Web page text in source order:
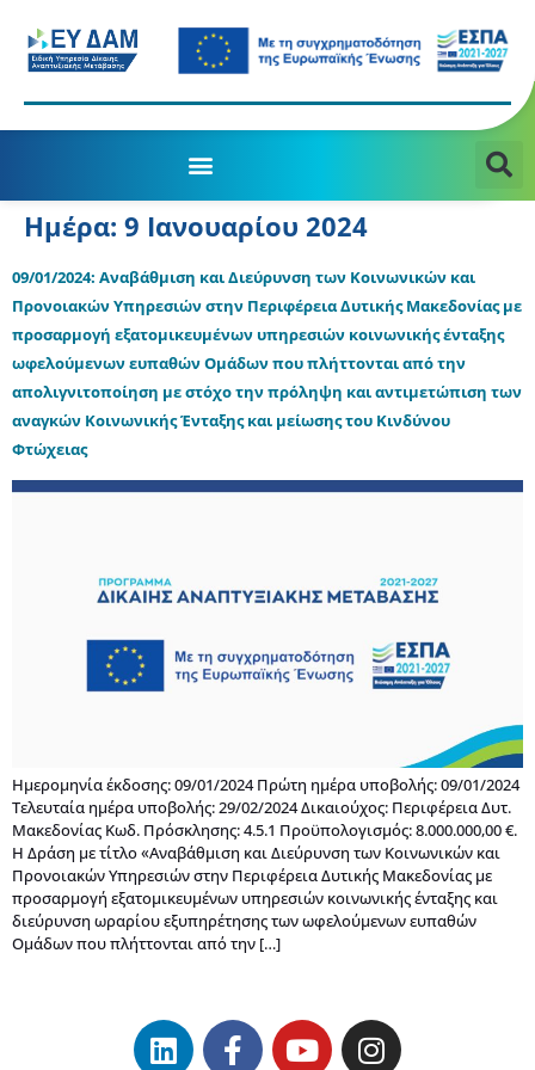
Ημέρα: 9 Ιανουαρίου 2024
09/01/2024: Αναβάθμιση και Διεύρυνση των Κοινωνικών και
Προνοιακών Υπηρεσιών στην Περιφέρεια Δυτικής Μακεδονίας με
προσαρμογή εξατομικευμένων υπηρεσιών κοινωνικής ένταξης
ωφελούμενων ευπαθών Ομάδων που πλήττονται από την
απολιγνιτοποίηση με στόχο την πρόληψη και αντιμετώπιση των
αναγκών Κοινωνικής Ένταξης και μείωσης του Κινδύνου
Φτώχειας
Ημερομηνία έκδοσης: 09/01/2024 Πρώτη ημέρα υποβολής: 09/01/2024
Τελευταία ημέρα υποβολής: 29/02/2024 Δικαιούχος: Περιφέρεια Δυτ.
Μακεδονίας Κωδ. Πρόσκλησης: 4.5.1 Προϋπολογισμός: 8.000.000,00 €.
Η Δράση με τίτλο «Αναβάθμιση και Διεύρυνση των Κοινωνικών και
Προνοιακών Υπηρεσιών στην Περιφέρεια Δυτικής Μακεδονίας με
προσαρμογή εξατομικευμένων υπηρεσιών κοινωνικής ένταξης και
διεύρυνση ωραρίου εξυπηρέτησης των ωφελούμενων ευπαθών
Ομάδων που πλήττονται από την […]